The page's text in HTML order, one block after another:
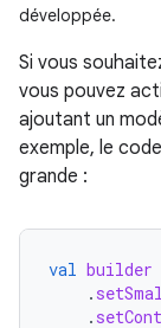
développée.
Si vous
vous pouvez
ajoutant un
exemple, le
grande :
val builder
.
.